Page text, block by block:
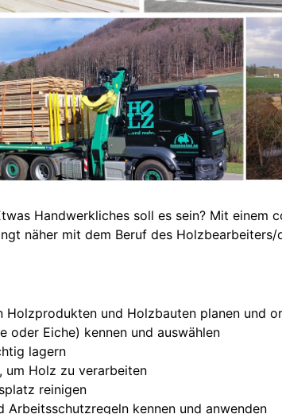
Handwerkliches soll es sein? Mit einem
näher mit dem Beruf des
und Holzbauten planen und
oder Eiche) kennen und auswählen
lagern
um Holz zu verarbeiten
reinigen
kennen und anwenden